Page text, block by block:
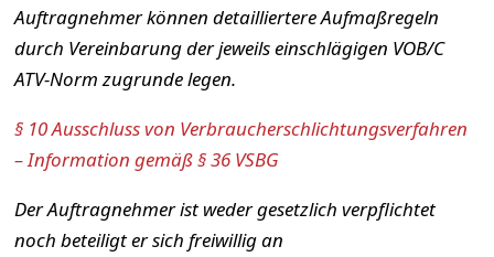
Auftragnehmer können detailliertere Aufmaßregeln
durch Vereinbarung der jeweils einschlägigen VOB/C
ATV-Norm zugrunde legen.
§ 10 Ausschluss von Verbraucherschlichtungsverfahren
– Information gemäß § 36 VSBG
Der Auftragnehmer ist weder gesetzlich verpflichtet
noch beteiligt er sich freiwillig an